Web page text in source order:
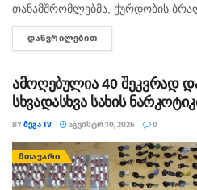
თანამშრომლებმა, ქურდობის
რესპუბლიკის 2 მოქალაქე
გამოძიებით დადგინდა, რომ
ᲓᲐᲬᲕᲠᲘᲚᲔᲑᲘᲗ
ამოღებულია 40 შეკვრად
სხვადასხვა სახის
BYᲛᲔᲒᲐ TV ᲐᲒᲕᲘᲡᲢᲝ 10, 2026 0
ᲛᲗᲐᲕᲐᲠᲘ